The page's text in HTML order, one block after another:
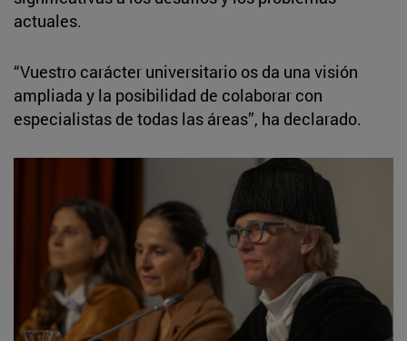
actuales.
“Vuestro carácter universitario os da una visión
ampliada y la posibilidad de colaborar con
especialistas de todas las áreas”, ha declarado.